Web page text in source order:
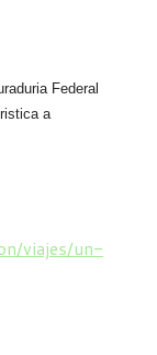
Federal
a
viajes/un-